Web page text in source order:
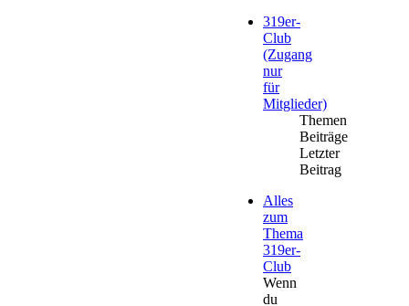
319er-
Club
(Zugang
nur
für
Mitglieder)
Themen
Beiträge
Letzter
Beitrag
Alles
zum
Thema
319er-
Club
Wenn
du